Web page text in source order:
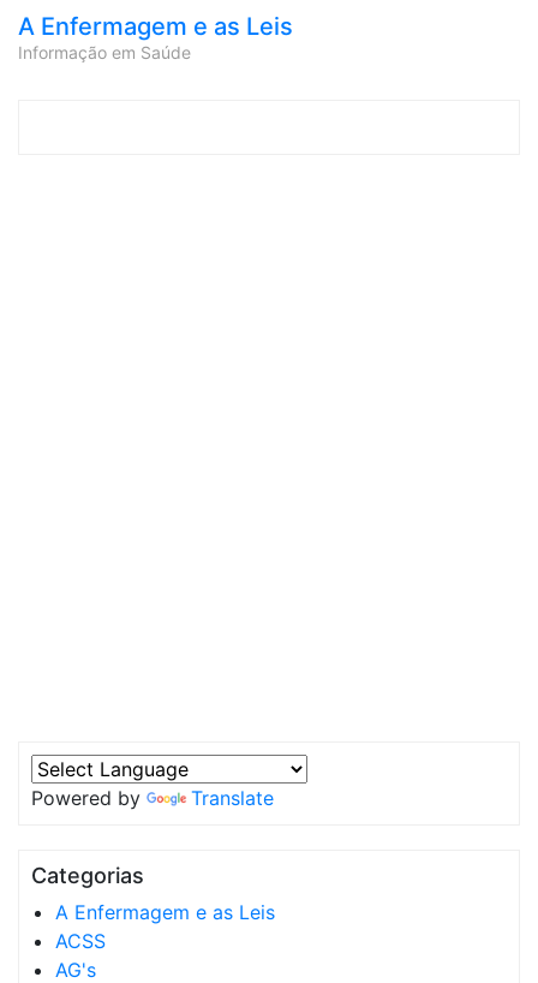
A Enfermagem e as Leis
Informação em Saúde
Powered by Translate
Categorias
A Enfermagem e as Leis
ACSS
AG's